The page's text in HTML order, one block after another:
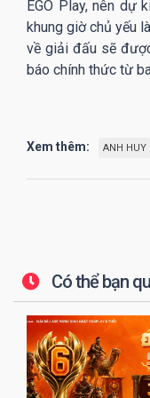
EGO Play, nên dự
khung giờ chủ yếu
về giải đấu sẽ
báo chính thức từ
Xem thêm: ANH HUY
Có thể bạn